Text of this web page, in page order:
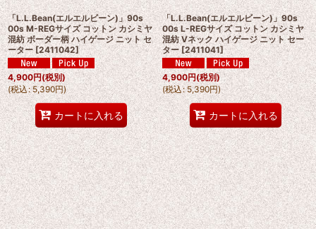
「L.L.Bean(エルエルビーン)」90s
00s M-REGサイズ コットン カシミヤ
混紡 ボーダー柄 ハイゲージ ニット セ
ーター [2411042]
4,900円(税別)
(税込: 5,390円)
カートに入れる
「L.L.Bean(エルエルビーン)」90s
00s L-REGサイズ コットン カシミヤ
混紡 Vネック ハイゲージ ニット セー
ター [2411041]
4,900円(税別)
(税込: 5,390円)
カートに入れる